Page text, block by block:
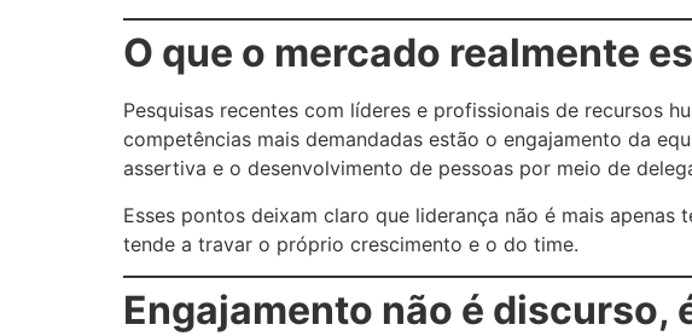
O que o mercado realmente
Pesquisas recentes com líderes e profissionais de recursos
competências mais demandadas estão o engajamento da
assertiva e o desenvolvimento de pessoas por meio de
Esses pontos deixam claro que liderança não é mais
tende a travar o próprio crescimento e o do time.
Engajamento não é discurso,